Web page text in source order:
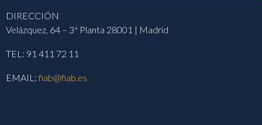
DIRECCIÓN
Velázquez, 64 – 3ª Planta 28001 | Madrid
TEL: 91 411 72 11
EMAIL:fiab@fiab.es